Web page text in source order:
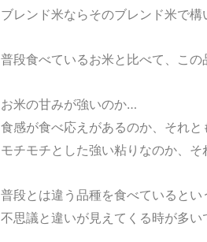
ブレンド米ならそのブレンド米で構
普段食べているお米と比べて、この
お米の甘みが強いのか…
食感が食べ応えがあるのか、それ
モチモチとした強い粘りなのか、
普段とは違う品種を食べているとい
不思議と違いが見えてくる時が多い